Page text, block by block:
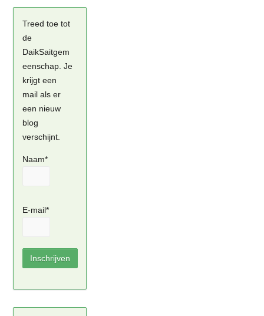
Treed toe tot
de
DaikSaitgem
eenschap. Je
krijgt een
mail als er
een nieuw
blog
verschijnt.
Naam*
E-mail*